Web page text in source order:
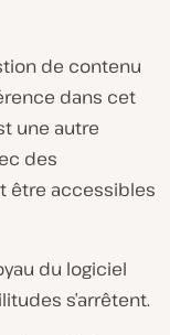
de contenu
dans cet
une autre
des
être accessibles
du logiciel
s’arrêtent.